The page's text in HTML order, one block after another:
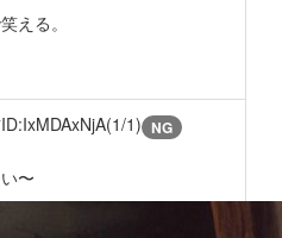
える。
ID:IxMDAxNjA(1/1) NG
〜